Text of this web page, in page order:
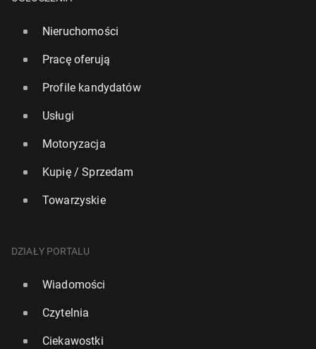
Nieruchomości
Pracę oferują
Profile kandydatów
Usługi
Motoryzacja
Kupię / Sprzedam
Towarzyskie
DZIAŁY PORTALU
Wiadomości
Czytelnia
Ciekawostki